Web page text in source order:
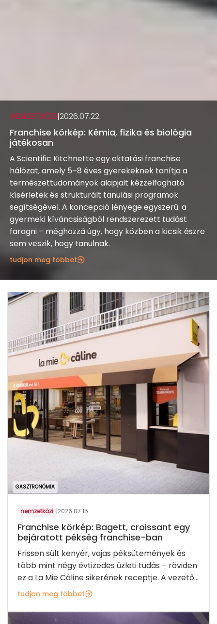
NEMZETKÖZI|2026.07.22.
Franchise körkép: Kémia, fizika és biológia
játékosan
A Scientific Kitchnette egy oktatási franchise
hálózat, amely 5–8 éves gyerekeknek tanítja a
természettudományok alapjait kézzelfogható
kísérletek és strukturált tanulási programok
segítségével. A koncepció lényege egyszerű: a
gyermeki kíváncsiságból rendszerezett tudást
faragni – méghozzá úgy, hogy közben a kicsik észre
sem veszik, hogy tanulnak.
tudjon meg többet
GASZTRONÓMIA
nemzetközi |2026.07.15.
Franchise körkép: Bagett, croissant egy
bejáratott pékség franchise-ban
Frissen sült kenyér, vajas péksütemények és
több mint négy évtizedes üzleti tudás – röviden
ez a La Mie Câline sikerének receptje. A vezető...
tudjon meg többet